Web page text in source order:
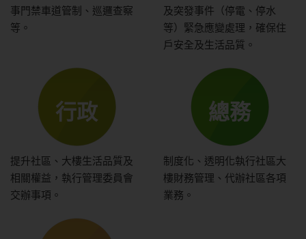
事門禁車道管制、巡邏查察
等。
及突發事件（停電、停水
等）緊急應變處理，確保住
戶安全及生活品質。
行政
提升社區、大樓生活品質及
相關權益，執行管理委員會
交辦事項。
總務
制度化、透明化執行社區大
樓財務管理、代辦社區各項
業務。